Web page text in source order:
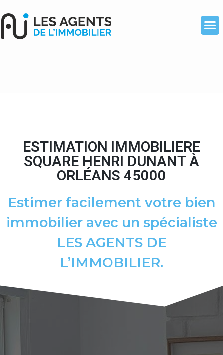
ESTIMATION IMMOBILIERE
SQUARE HENRI DUNANT À
ORLÉANS 45000
Estimer facilement votre bien
immobilier avec un spécialiste
LES AGENTS DE
L’IMMOBILIER.